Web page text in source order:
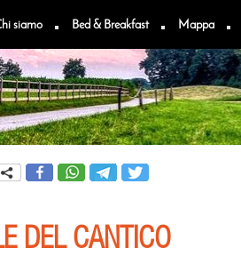
siamo Bed & Breakfast Mappa
DEL CANTICO